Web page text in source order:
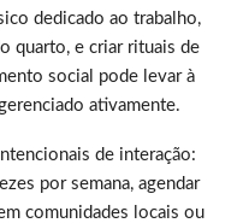
dedicado ao trabalho,
quarto, e criar rituais de
social pode levar à
ativamente.
de interação:
por semana, agendar
comunidades locais ou